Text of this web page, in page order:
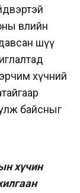
өвлийн
шүү
хүчний
байсныг
хүчин